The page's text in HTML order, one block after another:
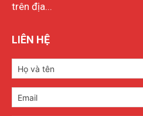
trên địa...
LIÊN HỆ